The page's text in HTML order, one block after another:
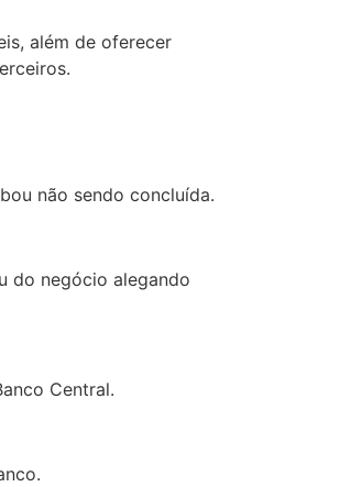
além de oferecer
não sendo concluída.
do negócio alegando
Central.